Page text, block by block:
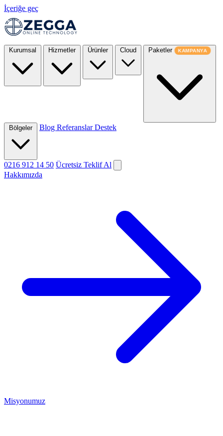
İçeriğe geç
Kurumsal Hizmetler Ürünler Cloud Paketler KAMPANYA
Bölgeler Blog ReferanslarDestek
0216 912 14 50 Ücretsiz Teklif Al
Hakkımızda
Misyonumuz